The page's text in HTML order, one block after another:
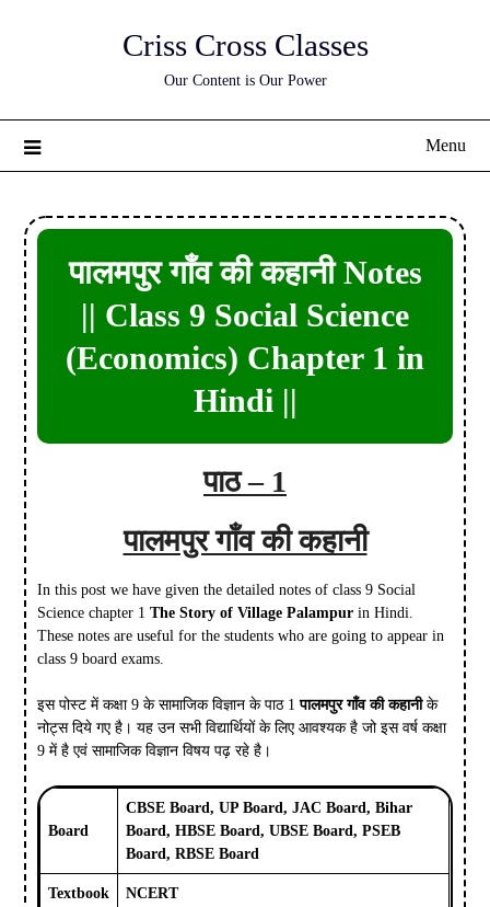
Criss Cross Classes
Our Content is Our Power
Menu
पालमपुर गाँव की कहानी Notes
|| Class 9 Social Science
(Economics) Chapter 1 in
Hindi ||
पाठ – 1
पालमपुर गाँव की कहानी
In this post we have given the detailed notes of class 9 Social
Science chapter 1The Story of Village Palampur in Hindi.
These notes are useful for the students who are going to appear in
class 9 board exams.
इस पोस्ट में कक्षा 9 केसामाजिक विज्ञान के पाठ 1पालमपुर गाँव की कहानीके
नोट्स दिये गए है। यह उन सभी विद्यार्थियों के लिए आवश्यक है जो इस वर्ष कक्षा
9 में है एवंसामाजिक विज्ञान विषय पढ़ रहे है।
Board
CBSE Board, UP Board, JAC Board, Bihar
Board, HBSE Board, UBSE Board, PSEB
Board, RBSE Board
Textbook NCERT